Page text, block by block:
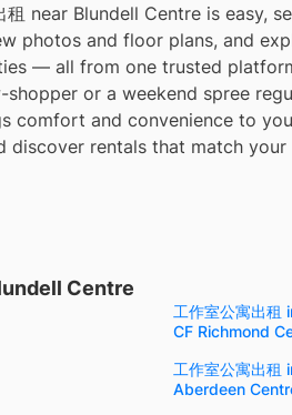
near Blundell Centre is easy,
photos and floor plans, and
— all from one trusted
shopper or a weekend spree
comfort and convenience to
discover rentals that match
Centre
工作室公寓出租
CF Richmond
工作室公寓出租
Aberdeen